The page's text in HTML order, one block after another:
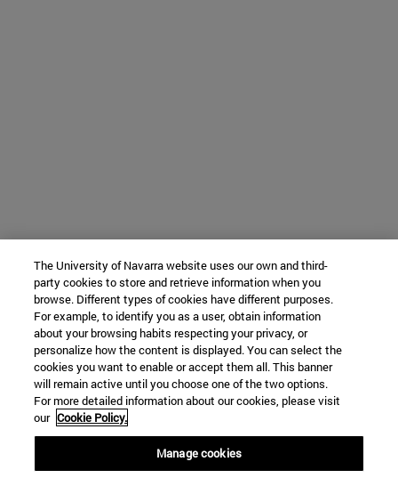
The University of Navarra website uses our own and third-
party cookies to store and retrieve information when you
browse. Different types of cookies have different purposes.
For example, to identify you as a user, obtain information
about your browsing habits respecting your privacy, or
personalize how the content is displayed. You can select the
cookies you want to enable or accept them all. This banner
will remain active until you choose one of the two options.
For more detailed information about our cookies, please visit
our Cookie Policy.
Manage cookies